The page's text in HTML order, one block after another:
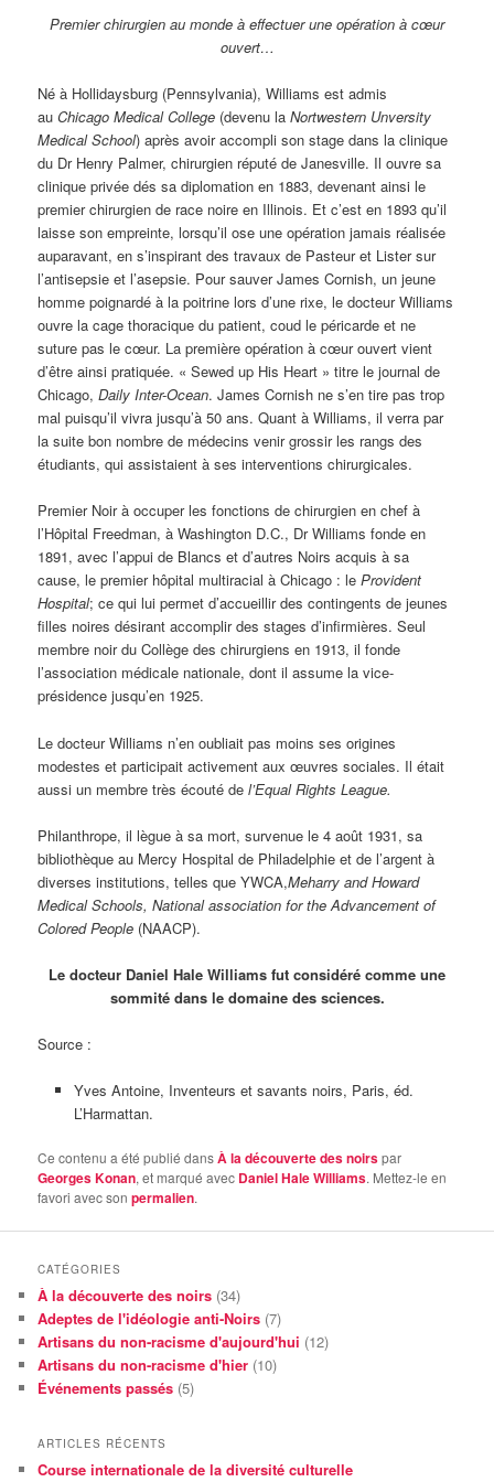
Premier chirurgien au monde à effectuer une opération à cœur
ouvert…
Né à Hollidaysburg (Pennsylvania), Williams est admis
auChicago Medical College (devenu laNortwestern Unversity
Medical School) après avoir accompli son stage dans la clinique
du Dr Henry Palmer, chirurgien réputé de Janesville. Il ouvre sa
clinique privée dés sa diplomation en 1883, devenant ainsi le
premier chirurgien de race noire en Illinois. Et c’est en 1893 qu’il
laisse son empreinte, lorsqu’il ose une opération jamais réalisée
auparavant, en s’inspirant des travaux de Pasteur et Lister sur
l’antisepsie et l’asepsie. Pour sauver James Cornish, un jeune
homme poignardé à la poitrine lors d’une rixe, le docteur Williams
ouvre la cage thoracique du patient, coud le péricarde et ne
suture pas le cœur. La première opération à cœur ouvert vient
d’être ainsi pratiquée. « Sewed up His Heart » titre le journal de
Chicago,Daily Inter-Ocean. James Cornish ne s’en tire pas trop
mal puisqu’il vivra jusqu’à 50 ans. Quant à Williams, il verra par
la suite bon nombre de médecins venir grossir les rangs des
étudiants, qui assistaient à ses interventions chirurgicales.
Premier Noir à occuper les fonctions de chirurgien en chef à
l’Hôpital Freedman, à Washington D.C., Dr Williams fonde en
1891, avec l’appui de Blancs et d’autres Noirs acquis à sa
cause, le premier hôpital multiracial à Chicago : leProvident
Hospital; ce qui lui permet d’accueillir des contingents de jeunes
filles noires désirant accomplir des stages d’infirmières. Seul
membre noir du Collège des chirurgiens en 1913, il fonde
l’association médicale nationale, dont il assume la vice-
présidence jusqu’en 1925.
Le docteur Williams n’en oubliait pas moins ses origines
modestes et participait activement aux œuvres sociales. Il était
aussi un membre très écouté del’Equal Rights League.
Philanthrope, il lègue à sa mort, survenue le 4 août 1931, sa
bibliothèque au Mercy Hospital de Philadelphie et de l’argent à
diverses institutions, telles que YWCA,Meharry and Howard
Medical Schools, National association for the Advancement of
Colored People (NAACP).
Le docteur Daniel Hale Williams fut considéré comme une
sommité dans le domaine des sciences.
Source :
Yves Antoine, Inventeurs et savants noirs, Paris, éd.
L’Harmattan.
Ce contenu a été publié dansÀ la découverte des noirspar
Georges Konan, et marqué avec Daniel Hale Williams. Mettez-le en
favori avec sonpermalien.
CATÉGORIES
À la découverte des noirs (34)
Adeptes de l'idéologie anti-Noirs (7)
Artisans du non-racisme d'aujourd'hui (12)
Artisans du non-racisme d'hier (10)
Événements passés (5)
ARTICLES RÉCENTS
Course internationale de la diversité culturelle